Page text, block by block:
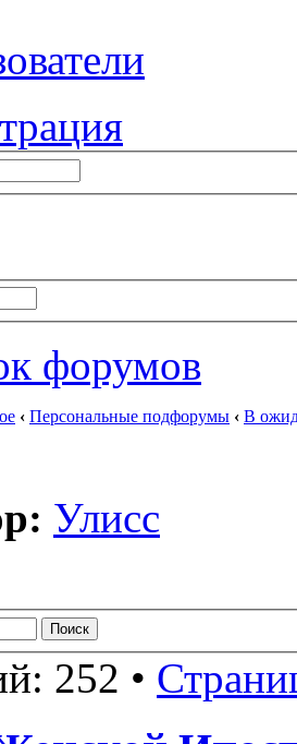
форумов
‹ Персональные подфорумы ‹ В
Улисс
252 •